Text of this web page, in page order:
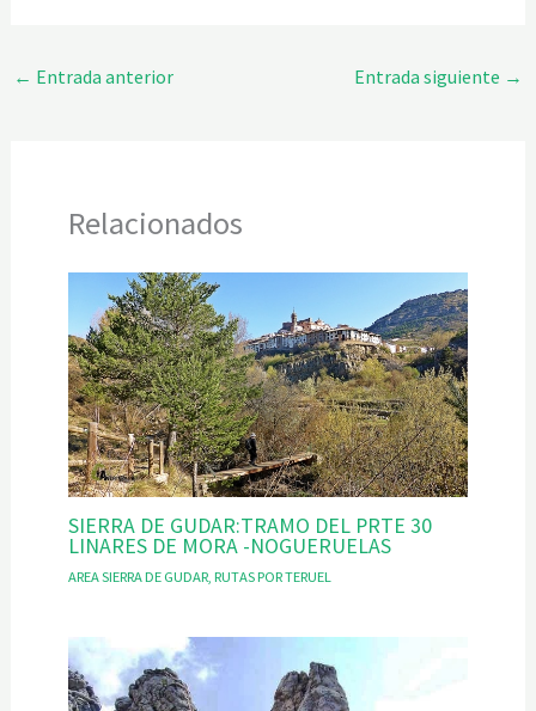
← Entrada anterior Entrada siguiente →
Relacionados
SIERRA DE GUDAR:TRAMO DEL PRTE 30
LINARES DE MORA -NOGUERUELAS
AREA SIERRA DE GUDAR, RUTAS POR TERUEL